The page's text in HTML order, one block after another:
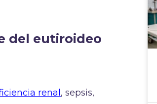
del eutiroideo
renal , sepsis,